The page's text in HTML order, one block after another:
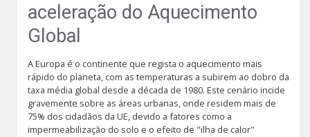
aceleração do Aquecimento
Global
A Europa é o continente que regista o aquecimento mais
rápido do planeta, com as temperaturas a subirem ao dobro da
taxa média global desde a década de 1980. Este cenário incide
gravemente sobre as áreas urbanas, onde residem mais de
75% dos cidadãos da UE, devido a fatores como a
impermeabilização do solo e o efeito de "ilha de calor"